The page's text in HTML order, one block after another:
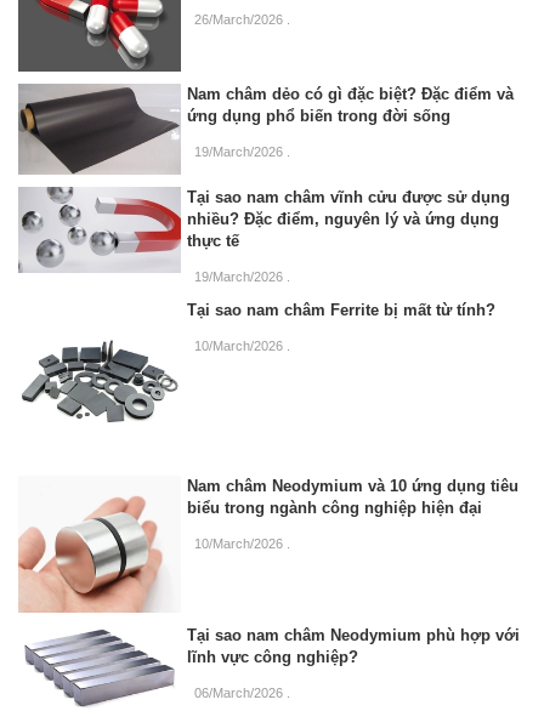
26/March/2026 .
Nam châm dẻo có gì đặc biệt? Đặc điểm và
ứng dụng phổ biến trong đời sống
19/March/2026 .
Tại sao nam châm vĩnh cửu được sử dụng
nhiều? Đặc điểm, nguyên lý và ứng dụng
thực tế
19/March/2026 .
Tại sao nam châm Ferrite bị mất từ tính?
10/March/2026 .
Nam châm Neodymium và 10 ứng dụng tiêu
biểu trong ngành công nghiệp hiện đại
10/March/2026
Tại sao nam châm Neodymium phù hợp với
lĩnh vực công nghiệp?
06/March/2026